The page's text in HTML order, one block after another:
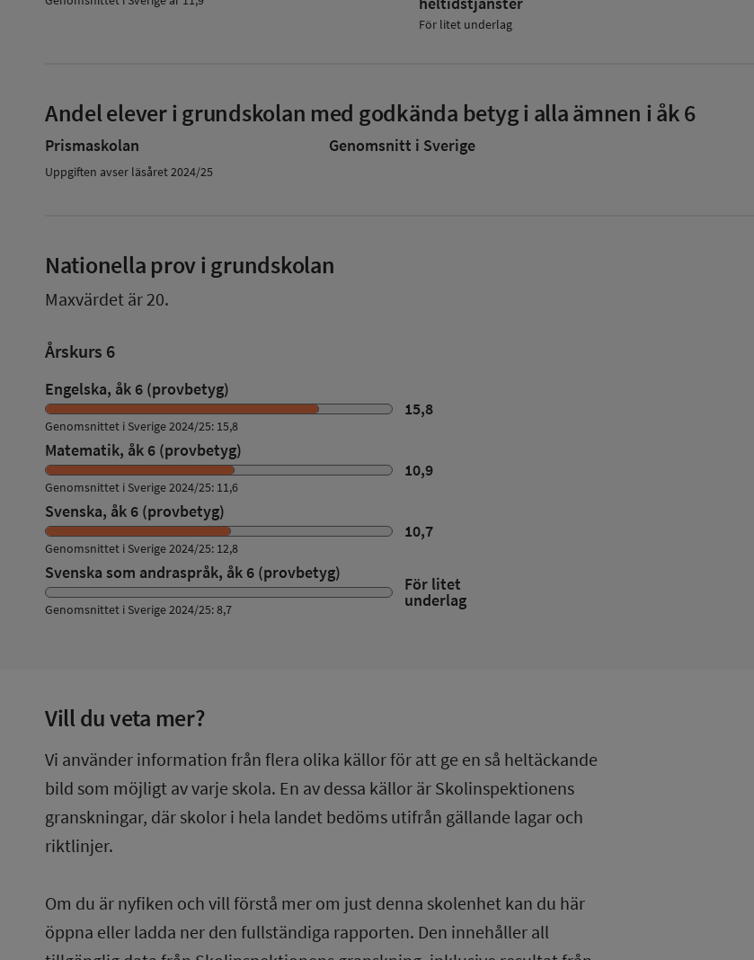
För litet underlag
Andel elever i grundskolan med godkända betyg i alla ämnen i åk 6
Prismaskolan Genomsnitt i Sverige
Uppgiften avser läsåret 2024/25
Nationella prov i grundskolan
Maxvärdet är 20.
Årskurs 6
Engelska, åk 6 (provbetyg)
15,8
Genomsnittet i Sverige 2024/25: 15,8
Matematik, åk 6 (provbetyg)
10,9
Genomsnittet i Sverige 2024/25: 11,6
Svenska, åk 6 (provbetyg)
10,7
Genomsnittet i Sverige 2024/25: 12,8
Svenska som andraspråk, åk 6 (provbetyg)
För litet
underlag
Genomsnittet i Sverige 2024/25: 8,7
Vill du veta mer?
Vi använder information från flera olika källor för att ge en så heltäckande
bild som möjligt av varje skola. En av dessa källor är Skolinspektionens
granskningar, där skolor i hela landet bedöms utifrån gällande lagar och
riktlinjer.
Om du är nyfiken och vill förstå mer om just denna skolenhet kan du här
öppna eller ladda ner den fullständiga rapporten. Den innehåller all